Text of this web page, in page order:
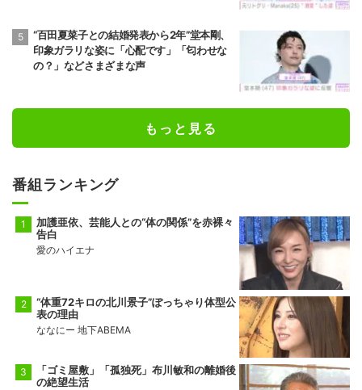
“百田夏菜子との結婚発表から2年”堂本剛、
印象ガラリな姿に「心配です」「匂わせな
の？」などさまざまな声
もっと見る
番組ランキング
加護亜依、芸能人との“体の関係”を赤裸々
告白
愛のハイエナ
“体重72キロの北川景子”ぽっちゃり体型公
表の理由
ななにー 地下ABEMA
「ゴミ屋敷」「孤独死」布川敏和の離婚後
の絶望生活